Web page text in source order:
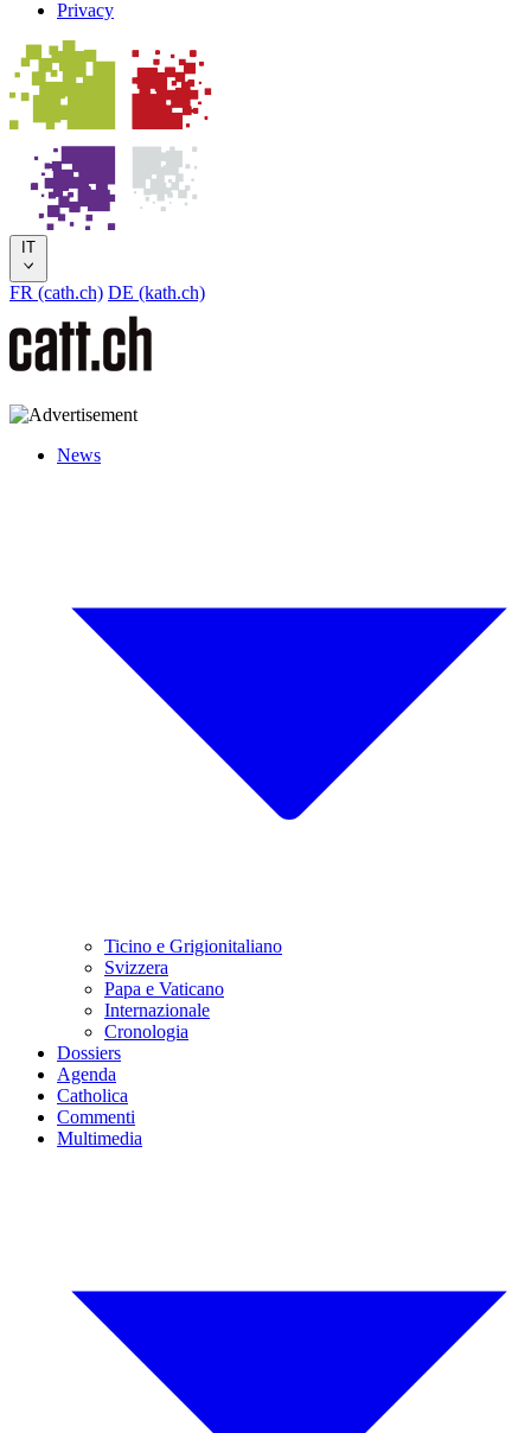
Privacy
IT
FR (cath.ch) DE (kath.ch)
News
Ticino e Grigionitaliano
Svizzera
Papa e Vaticano
Internazionale
Cronologia
Dossiers
Agenda
Catholica
Commenti
Multimedia